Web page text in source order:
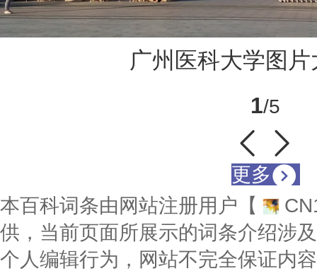
广州医科大学图
1/5
更多
本百科词条由网站注册用户【
供，当前页面所展示的词条介绍涉
个人编辑行为，网站不完全保证内